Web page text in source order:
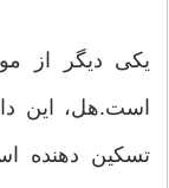
یکی دیگر از
است.هل، این
تسکین دهنده